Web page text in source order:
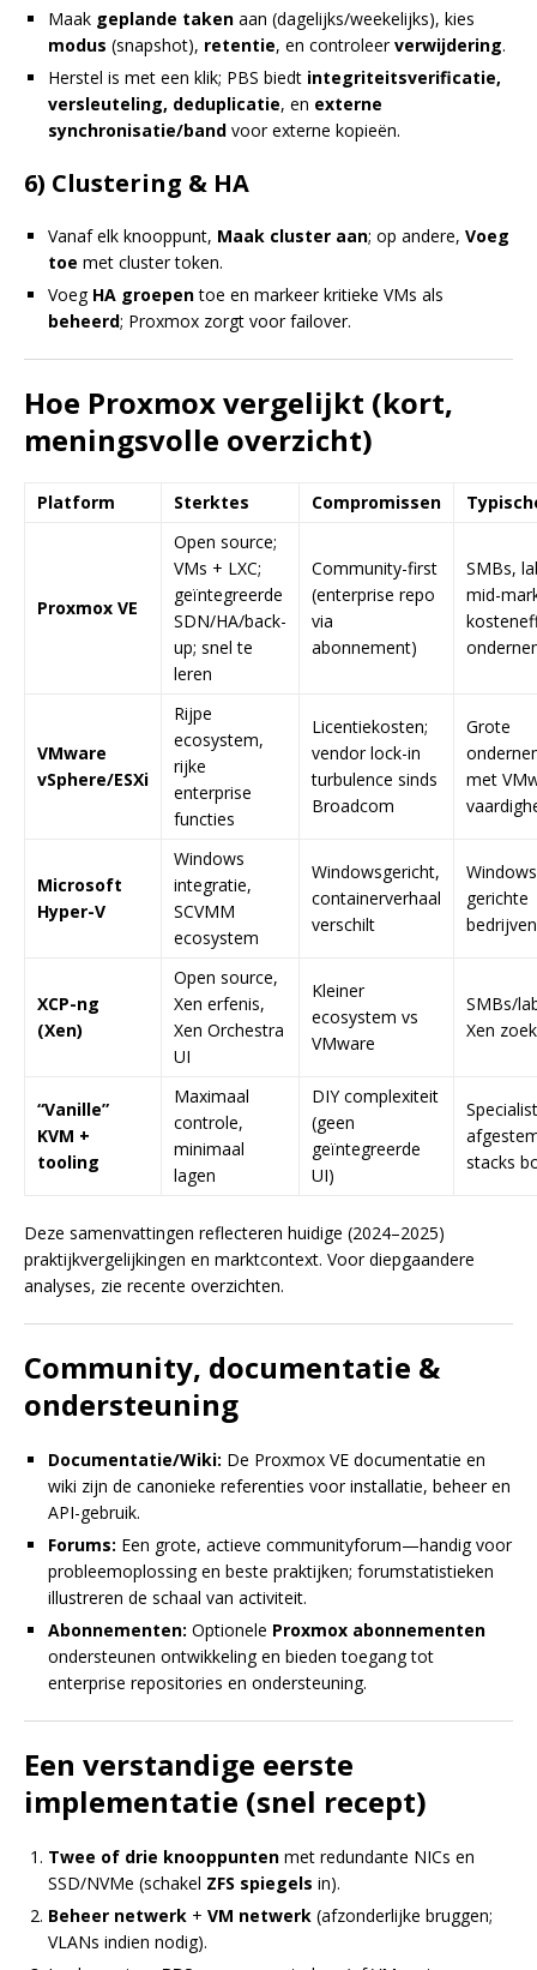
Maak geplande taken aan (dagelijks/weekelijks), kies
modus (snapshot), retentie, en controleerverwijdering.
Herstel is met een klik; PBS biedt integriteitsverificatie,
versleuteling, deduplicatie, en externe
synchronisatie/band voor externe kopieën.
6) Clustering & HA
Vanaf elk knooppunt, Maak cluster aan; op andere, Voeg
toe met cluster token.
Voeg HA groepentoe en markeer kritieke VMs als
beheerd; Proxmox zorgt voor failover.
Hoe Proxmox vergelijkt (kort,
meningsvolle overzicht)
Platform Sterktes Compromissen
Proxmox VE
Open source;
VMs + LXC;
geïntegreerde
SDN/HA/back-
up; snel te
leren
Community-first
(enterprise repo
via
abonnement)
SMBs,
mid-
VMware
vSphere/ESXi
Rijpe
ecosystem,
rijke
enterprise
functies
Licentiekosten;
vendor lock-in
turbulence sinds
Broadcom
Grote
met
Microsoft
Hyper-V
Windows
integratie,
SCVMM
ecosystem
Windowsgericht,
containerverhaal
verschilt
gerichte
bedrijven
XCP-ng
(Xen)
Open source,
Xen erfenis,
Xen Orchestra
UI
Kleiner
ecosystem vs
VMware
SMBs/
Xen
“Vanille”
KVM +
tooling
Maximaal
controle,
minimaal
lagen
DIY complexiteit
(geen
geïntegreerde
UI)
stacks
Deze samenvattingen reflecteren huidige (2024–2025)
praktijkvergelijkingen en marktcontext. Voor diepgaandere
analyses, zie recente overzichten.
Community, documentatie &
ondersteuning
Documentatie/Wiki: De Proxmox VE documentatie en
wiki zijn de canonieke referenties voor installatie, beheer en
API-gebruik.
Forums: Een grote, actieve communityforum—handig voor
probleemoplossing en beste praktijken; forumstatistieken
illustreren de schaal van activiteit.
Abonnementen: Optionele Proxmox abonnementen
ondersteunen ontwikkeling en bieden toegang tot
enterprise repositories en ondersteuning.
Een verstandige eerste
implementatie (snel recept)
Twee of drie knooppunten met redundante NICs en
SSD/NVMe (schakel ZFS spiegels in).
Beheer netwerk + VM netwerk (afzonderlijke bruggen;
VLANs indien nodig).